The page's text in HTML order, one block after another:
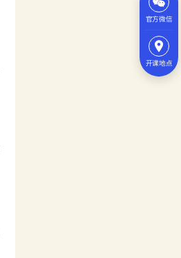
官方微信
开课地点